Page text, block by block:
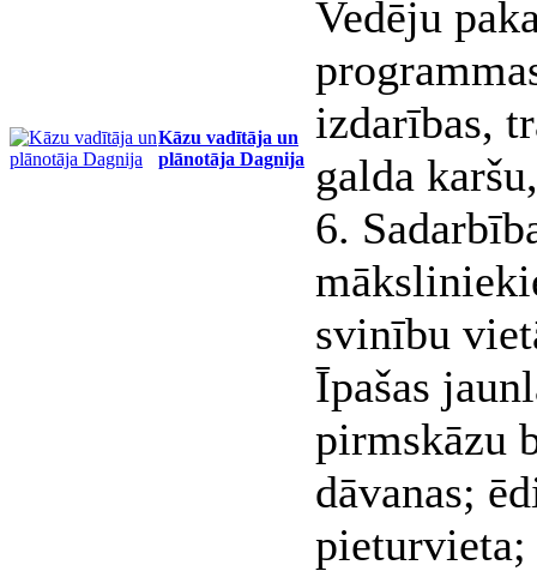
Kāzu vadītāja un
plānotāja Dagnija
Vedēju
izdarības,
galda
6.
svinību
Īpašas
pirmskāzu
dāvanas;
pieturvieta;